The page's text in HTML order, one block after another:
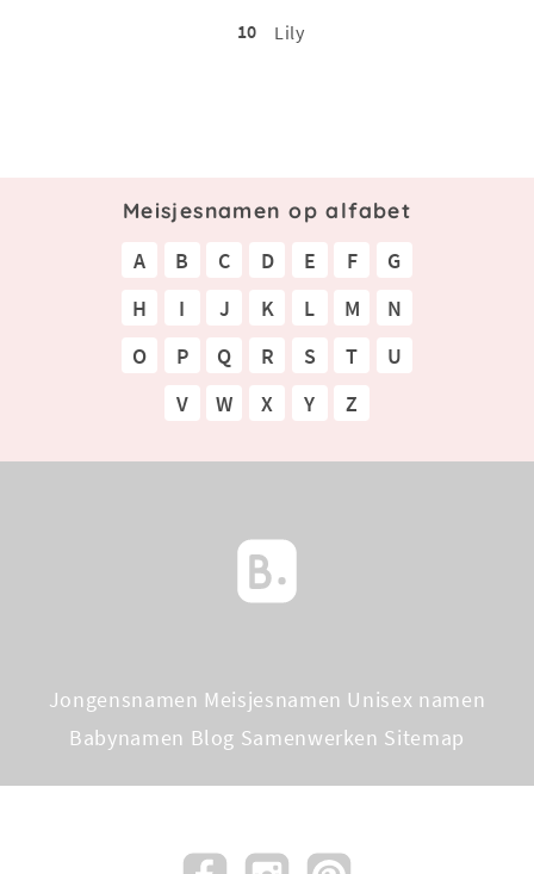
10
Lily
Meisjesnamen op alfabet
A B C D E F
G
H
I J K L M
N
O
P Q R S T
U
V
W X Y Z
Jongensnamen Meisjesnamen Unisex namen
Babynamen Blog Samenwerken Sitemap